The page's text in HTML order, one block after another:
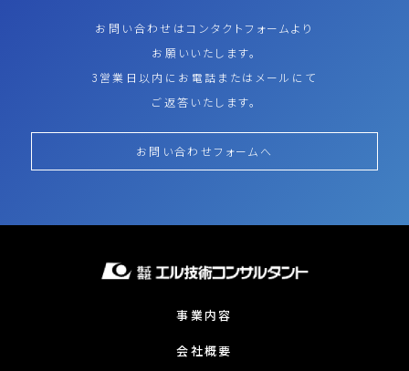
お問い合わせはコンタクトフォームより
お願いいたします。
3営業日以内にお電話またはメールにて
ご返答いたします。
お問い合わせフォームへ
事業内容
会社概要